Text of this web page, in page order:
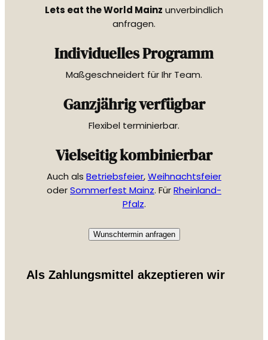
Lets eat the World Mainz unverbindlich
anfragen.
Individuelles Programm
Maßgeschneidert für Ihr Team.
Ganzjährig verfügbar
Flexibel terminierbar.
Vielseitig kombinierbar
Auch als Betriebsfeier,Weihnachtsfeier
oderSommerfest Mainz. FürRheinland-
Pfalz.
Wunschtermin anfragen
Als Zahlungsmittel akzeptieren wir